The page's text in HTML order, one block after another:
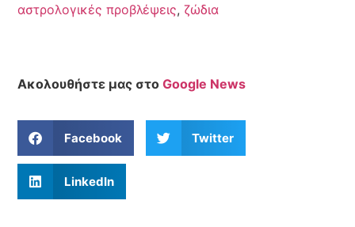
αστρολογικές προβλέψεις,ζώδια
Ακολουθήστε μας στοGoogle News
Facebook Twitter
LinkedIn